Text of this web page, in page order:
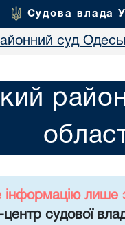
Судова влада
суд
інформацію лише
судової